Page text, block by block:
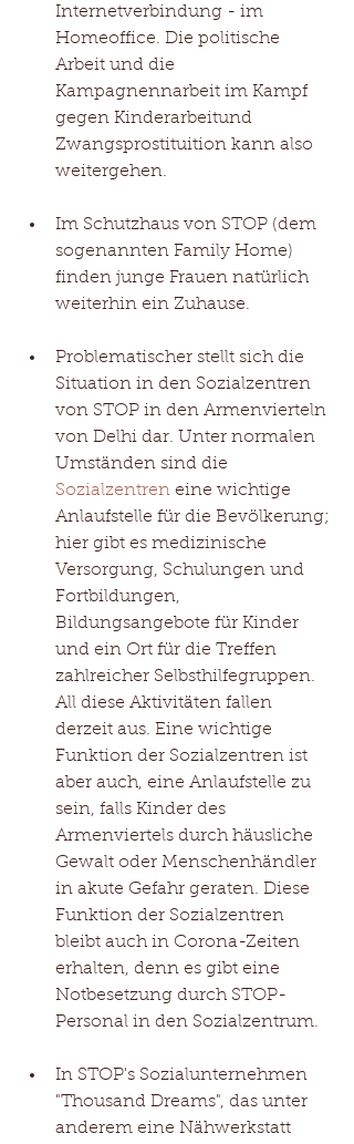
Internetverbindung - im
Homeoffice. Die politische
Arbeit und die
Kampagnennarbeit im Kampf
gegen Kinderarbeitund
Zwangsprostituition kann also
weitergehen.
Im Schutzhaus von STOP (dem
sogenannten Family Home)
finden junge Frauen natürlich
weiterhin ein Zuhause.
Problematischer stellt sich die
Situation in den Sozialzentren
von STOP in den Armenvierteln
von Delhi dar. Unter normalen
Umständen sind die
Sozialzentren eine wichtige
Anlaufstelle für die Bevölkerung;
hier gibt es medizinische
Versorgung, Schulungen und
Fortbildungen,
Bildungsangebote für Kinder
und ein Ort für die Treffen
zahlreicher Selbsthilfegruppen.
All diese Aktivitäten fallen
derzeit aus. Eine wichtige
Funktion der Sozialzentren ist
aber auch, eine Anlaufstelle zu
sein, falls Kinder des
Armenviertels durch häusliche
Gewalt oder Menschenhändler
in akute Gefahr geraten. Diese
Funktion der Sozialzentren
bleibt auch in Corona-Zeiten
erhalten, denn es gibt eine
Notbesetzung durch STOP-
Personal in den Sozialzentrum.
In STOP's Sozialunternehmen
"Thousand Dreams", das unter
anderem eine Nähwerkstatt